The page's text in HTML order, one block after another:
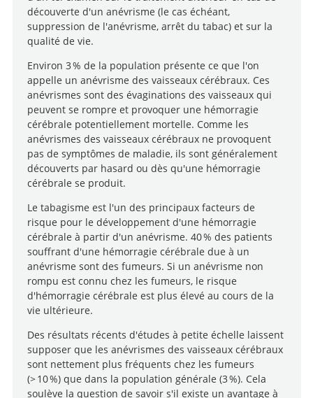
découverte d'un anévrisme (le cas échéant,
suppression de l'anévrisme, arrêt du tabac) et sur la
qualité de vie.
Environ 3 % de la population présente ce que l'on
appelle un anévrisme des vaisseaux cérébraux. Ces
anévrismes sont des évaginations des vaisseaux qui
peuvent se rompre et provoquer une hémorragie
cérébrale potentiellement mortelle. Comme les
anévrismes des vaisseaux cérébraux ne provoquent
pas de symptômes de maladie, ils sont généralement
découverts par hasard ou dès qu'une hémorragie
cérébrale se produit.
Le tabagisme est l'un des principaux facteurs de
risque pour le développement d'une hémorragie
cérébrale à partir d'un anévrisme. 40 % des patients
souffrant d'une hémorragie cérébrale due à un
anévrisme sont des fumeurs. Si un anévrisme non
rompu est connu chez les fumeurs, le risque
d'hémorragie cérébrale est plus élevé au cours de la
vie ultérieure.
Des résultats récents d'études à petite échelle laissent
supposer que les anévrismes des vaisseaux cérébraux
sont nettement plus fréquents chez les fumeurs
(> 10 %) que dans la population générale (3 %). Cela
soulève la question de savoir s'il existe un avantage à